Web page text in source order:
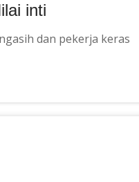
inti
dan pekerja keras